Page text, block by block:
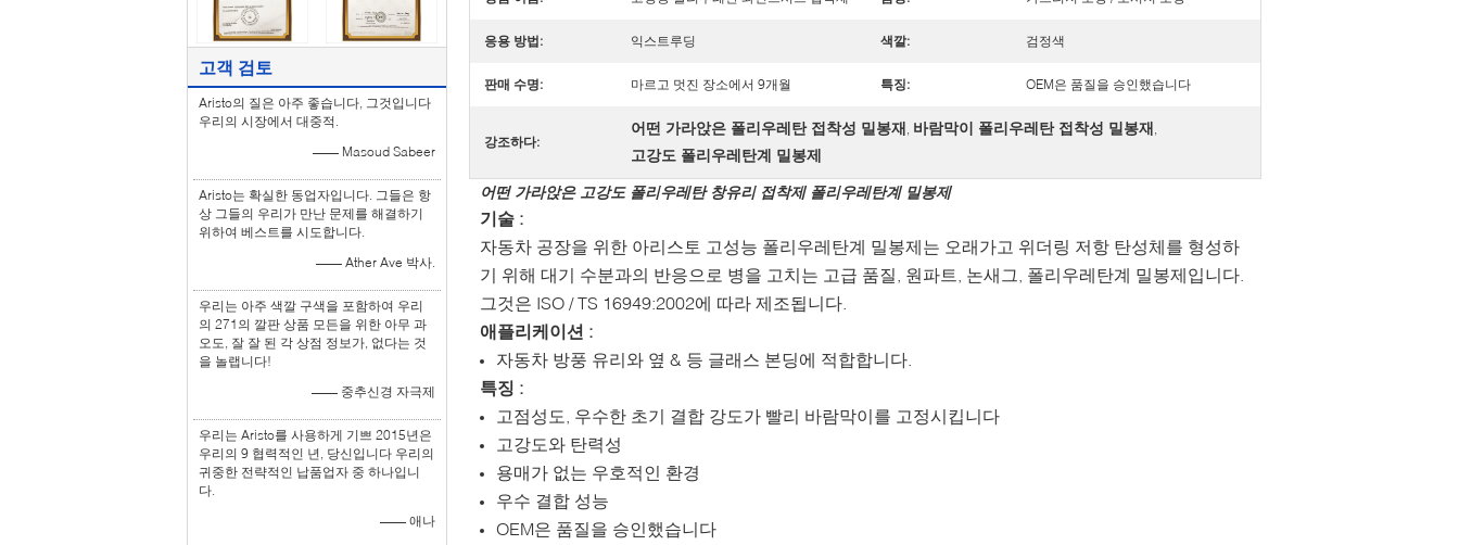
고객 검토
Aristo의 질은 아주 좋습니다, 그것입니다
우리의 시장에서 대중적.
—— Masoud Sabeer
Aristo는 확실한 동업자입니다. 그들은 항
상 그들의 우리가 만난 문제를 해결하기
위하여 베스트를 시도합니다.
—— Ather Ave 박사.
우리는 아주 색깔 구색을 포함하여 우리
의 271의 깔판 상품 모든을 위한 아무 과
오도, 잘 잘 된 각 상점 정보가, 없다는 것
을 놀랩니다!
—— 중추신경 자극제
우리는 Aristo를 사용하게 기쁘 2015년은
우리의 9 협력적인 년, 당신입니다 우리의
귀중한 전략적인 납품업자 중 하나입니
다.
—— 애나
응용 방법: 익스트루딩 색깔: 검정색
판매 수명: 마르고 멋진 장소에서 9개월 특징: OEM은 품질을 승인했습니다
강조하다:
어떤 가라앉은 폴리우레탄 접착성 밀봉재, 바람막이 폴리우레탄 접착성 밀봉재,
고강도 폴리우레탄계 밀봉제
어떤 가라앉은 고강도 폴리우레탄 창유리 접착제 폴리우레탄계 밀봉제
기술 :
자동차 공장을 위한 아리스토 고성능 폴리우레탄계 밀봉제는 오래가고 위더링 저항 탄성체를 형성하
기 위해 대기 수분과의 반응으로 병을 고치는 고급 품질, 원파트, 논새그, 폴리우레탄계 밀봉제입니다.
그것은 ISO / TS 16949:2002에 따라 제조됩니다.
애플리케이션 :
자동차 방풍 유리와 옆 & 등 글래스 본딩에 적합합니다.
특징 :
고점성도, 우수한 초기 결합 강도가 빨리 바람막이를 고정시킵니다
고강도와 탄력성
용매가 없는 우호적인 환경
우수 결합 성능
OEM은 품질을 승인했습니다